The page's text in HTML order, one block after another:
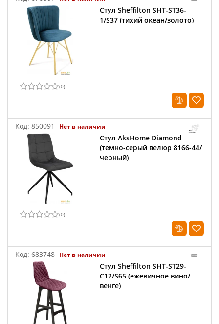
Стул Sheffilton SHT-ST36-
1/S37 (тихий океан/золото)
(0)
Код: 850091 Нет в наличии
Стул AksHome Diamond
(темно-серый велюр 8166-44/
черный)
(0)
Код: 683748 Нет в наличии
Стул Sheffilton SHT-ST29-
C12/S65 (ежевичное вино/
венге)